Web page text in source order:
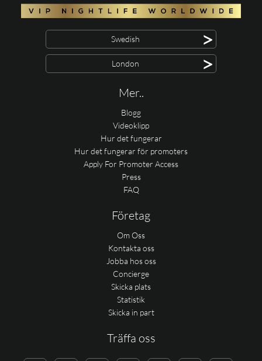
Swedish >
London >
Mer..
Blogg
Videoklipp
Hur det fungerar
Hur det fungerar för promoters
Apply For Promoter Access
Press
FAQ
Företag
Om Oss
Kontakta oss
Jobba hos oss
Concierge
Skicka plats
Statistik
Skicka in part
Träffa oss